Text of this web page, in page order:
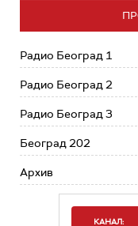
Радио Београд 1
Радио Београд 2
Радио Београд 3
Београд 202
Архив
КАНАЛ: